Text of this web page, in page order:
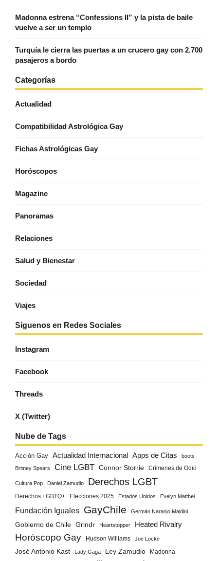
Madonna estrena “Confessions II” y la pista de baile
vuelve a ser un templo
Turquía le cierra las puertas a un crucero gay con 2.700
pasajeros a bordo
Categorías
Actualidad
Compatibilidad Astrológica Gay
Fichas Astrológicas Gay
Horóscopos
Magazine
Panoramas
Relaciones
Salud y Bienestar
Sociedad
Viajes
Síguenos en Redes Sociales
Instagram
Facebook
Threads
X (Twitter)
Nube de Tags
Acción Gay Actualidad Internacional Apps de Citas boots
Britney Spears Cine LGBT Connor Storrie Crímenes de Odio
Cultura Pop Daniel Zamudio Derechos LGBT
Derechos LGBTQ+ Elecciones 2025 Estados Unidos Evelyn Matthei
Fundación Iguales GayChile Germán Naranjo Maldini
Gobierno de Chile Grindr Heartstopper Heated Rivalry
Horóscopo Gay Hudson Williams Joe Locke
José Antonio Kast Lady Gaga Ley Zamudio Madonna